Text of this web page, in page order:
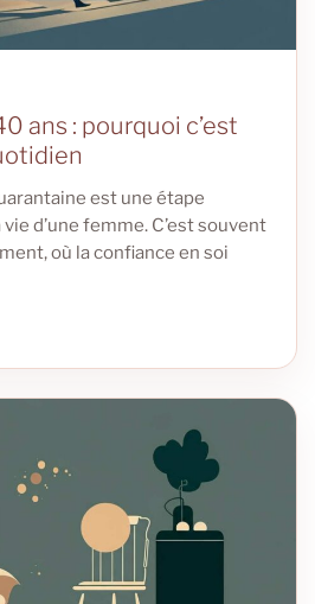
ans : pourquoi c’est
est une étape
d’une femme. C’est souvent
où la confiance en soi